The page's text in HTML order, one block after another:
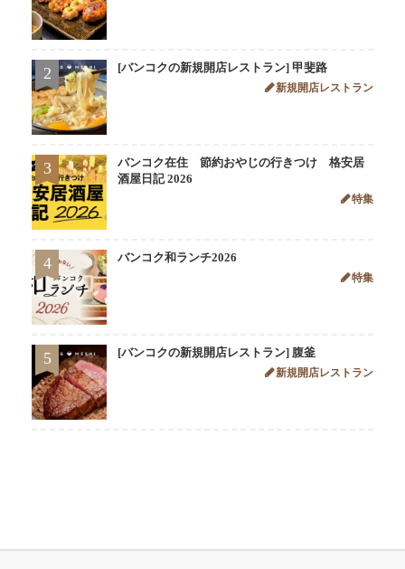
2 [バンコクの新規開店レストラン] 甲斐路
新規開店レストラン
3
バンコク在住 節約おやじの行きつけ 格安居
酒屋日記 2026
特集
4 バンコク和ランチ2026
特集
5 [バンコクの新規開店レストラン] 腹釜
新規開店レストラン